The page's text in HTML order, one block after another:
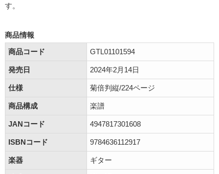
す。
商品情報
商品コード
GTL01101594
発売日 2024年2月14日
仕様 菊倍判縦/224ページ
商品構成 楽譜
JANコード 4947817301608
ISBNコード 9784636112917
楽器 ギター